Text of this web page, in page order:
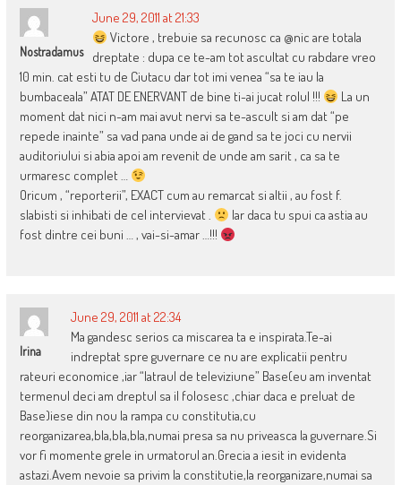
Nostradamus
June 29, 2011 at 21:33
Victore , trebuie sa recunosc ca @nic are totala
dreptate : dupa ce te-am tot ascultat cu rabdare vreo
10 min. cat esti tu de Ciutacu dar tot imi venea “sa te iau la
bumbaceala” ATAT DE ENERVANT de bine ti-ai jucat rolul !!!
La un
moment dat nici n-am mai avut nervi sa te-ascult si am dat “pe
repede inainte” sa vad pana unde ai de gand sa te joci cu nervii
auditoriului si abia apoi am revenit de unde am sarit , ca sa te
urmaresc complet …
Oricum , “reporterii”, EXACT cum au remarcat si altii , au fost f.
slabisti si inhibati de cel intervievat .
Iar daca tu spui ca astia au
fost dintre cei buni … , vai-si-amar …!!!
Irina
June 29, 2011 at 22:34
Ma gandesc serios ca miscarea ta e inspirata.Te-ai
indreptat spre guvernare ce nu are explicatii pentru
rateuri economice ,iar “latraul de televiziune” Base(eu am inventat
termenul deci am dreptul sa il folosesc ,chiar daca e preluat de
Base)iese din nou la rampa cu constitutia,cu
reorganizarea,bla,bla,bla,numai presa sa nu priveasca la guvernare.Si
vor fi momente grele in urmatorul an.Grecia a iesit in evidenta
astazi.Avem nevoie sa privim la constitutie,la reorganizare,numai sa